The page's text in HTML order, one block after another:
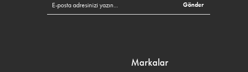
Gönder
Markalar